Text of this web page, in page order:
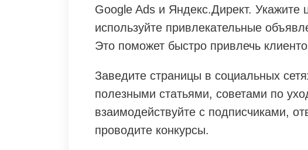
Google Ads и Яндекс.Директ. Укажите
используйте привлекательные
Это поможет быстро привлечь
Заведите страницы в социальных
полезными статьями, советами по
взаимодействуйте с подписчиками,
проводите конкурсы.